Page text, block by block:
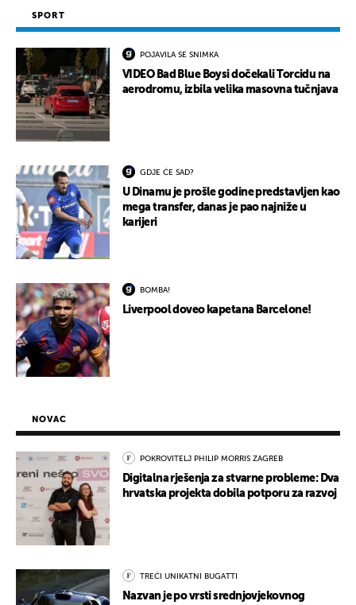
SPORT
POJAVILA SE SNIMKA
VIDEO Bad Blue Boysi dočekali Torcidu na
aerodromu, izbila velika masovna tučnjava
GDJE ĆE SAD?
U Dinamu je prošle godine predstavljen kao
mega transfer, danas je pao najniže u
karijeri
BOMBA!
Liverpool doveo kapetana Barcelone!
NOVAC
POKROVITELJ PHILIP MORRIS ZAGREB
Digitalna rješenja za stvarne probleme: Dva
hrvatska projekta dobila potporu za razvoj
TREĆI UNIKATNI BUGATTI
Nazvan je po vrsti srednjovjekovnog